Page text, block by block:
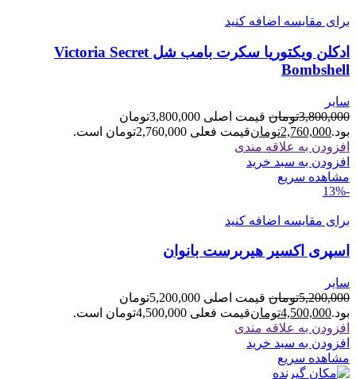
برای مقایسه اضافه کنید
ادکلن ویکتوریا سکرت بامب شل Victoria Secret
Bombshell
سایر
3,800,000تومان
قیمت اصلی 3,800,000تومان
بود.2,760,000تومانقیمت فعلی 2,760,000تومان است.
افزودن به علاقه مندی
افزودن به سبد خرید
مشاهده سریع
-13%
برای مقایسه اضافه کنید
اسپری اکسیر هیربرست بانوان
سایر
5,200,000تومان
قیمت اصلی 5,200,000تومان
بود.4,500,000تومانقیمت فعلی 4,500,000تومان است.
افزودن به علاقه مندی
افزودن به سبد خرید
مشاهده سریع